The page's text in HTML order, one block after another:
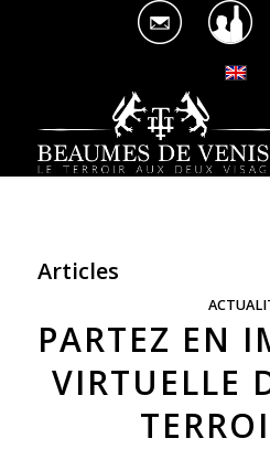
Articles
PARTEZ EN
VIRTUELLE